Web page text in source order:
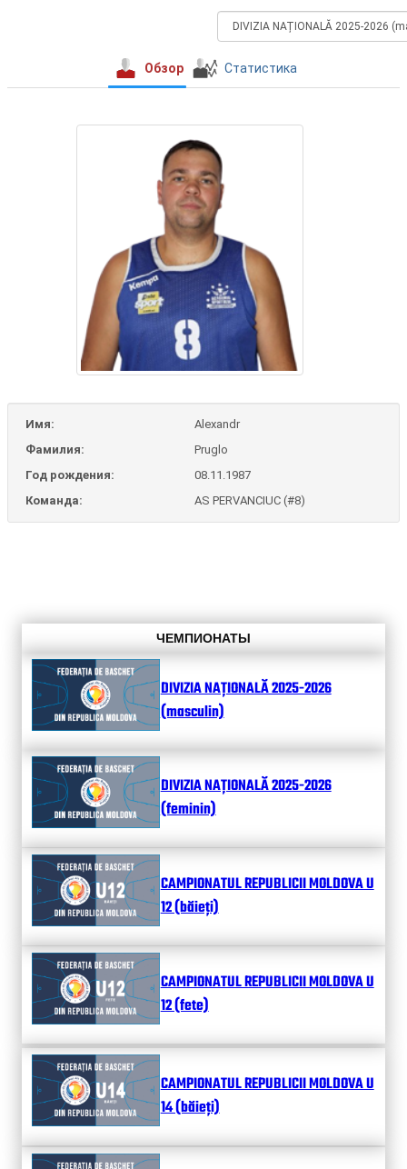
Обзор Статистика
Имя:
Alexandr
Фамилия:
Pruglo
Год рождения:
08.11.1987
Команда:
AS PERVANCIUC (#8)
ЧЕМПИОНАТЫ
DIVIZIA NAȚIONALĂ 2025-2026
(masculin)
DIVIZIA NAȚIONALĂ 2025-2026
(feminin)
CAMPIONATUL REPUBLICII MOLDOVA U
12 (băieți)
CAMPIONATUL REPUBLICII MOLDOVA U
12 (fete)
CAMPIONATUL REPUBLICII MOLDOVA U
14 (băieți)